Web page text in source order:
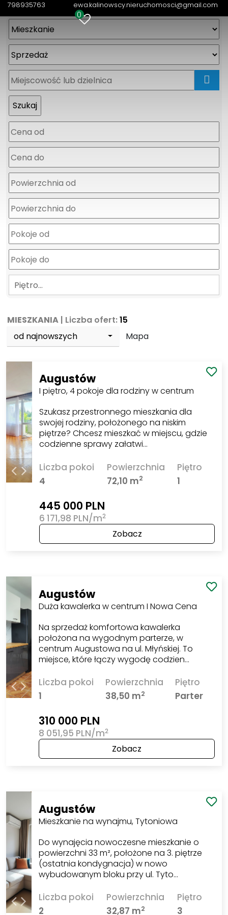
798935763 ewa.kalinowscy.nieruchomosci@gmail.com
0
Piętro…
MIESZKANIA | Liczba ofert:15
od najnowszych
Mapa
Augustów
I piętro, 4 pokoje dla rodziny w centrum
Szukasz przestronnego mieszkania dla
swojej rodziny, położonego na niskim
piętrze? Chcesz mieszkać w miejscu, gdzie
codzienne sprawy załatwi…
Liczba pokoi
4
Powierzchnia
72,10 m2
Piętro
1
445 000 PLN
6 171,98 PLN/m2
Zobacz
Augustów
Duża kawalerka w centrum I Nowa Cena
Na sprzedaż komfortowa kawalerka
położona na wygodnym parterze, w
centrum Augustowa na ul. Młyńskiej. To
miejsce, które łączy wygodę codzien…
Liczba pokoi
1
Powierzchnia
38,50 m2
Piętro
Parter
310 000 PLN
8 051,95 PLN/m2
Zobacz
Augustów
Mieszkanie na wynajmu, Tytoniowa
Do wynajęcia nowoczesne mieszkanie o
powierzchni 33 m², położone na 3. piętrze
(ostatnia kondygnacja) w nowo
wybudowanym bloku przy ul. Tyto…
Liczba pokoi
2
Powierzchnia
32,87 m2
Piętro
3